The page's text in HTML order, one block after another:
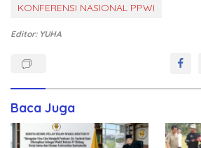
KONFERENSI NASIONAL PPWI
Editor: YUHA
Baca Juga